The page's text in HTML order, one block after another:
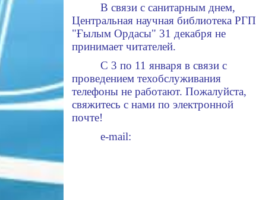
В связи с санитарным днем,
Центральная научная библиотека РГП
"Ғылым Ордасы" 31 декабря не
принимает читателей.
С 3 по 11 января в связи с
проведением техобслуживания
телефоны не работают. Пожалуйста,
свяжитесь с нами по электронной
почте!
е-mail: